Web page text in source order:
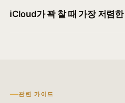
iCloud가 꽉 찰 때 가장 저렴
관련 가이드